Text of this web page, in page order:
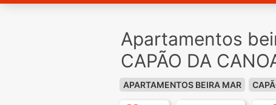
Apartamentos
CAPÃO DA
APARTAMENTOS BEIRA MAR